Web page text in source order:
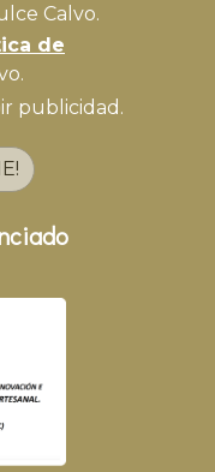
Calvo.
de
publicidad.